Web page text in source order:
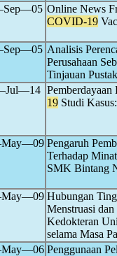
Online News
COVID-19
Analisis
Perusahaan
Tinjauan
19 Studi
Pengaruh
Terhadap
SMK Bintang
Hubungan
Menstruasi
Kedokteran
selama Masa
Penggunaan